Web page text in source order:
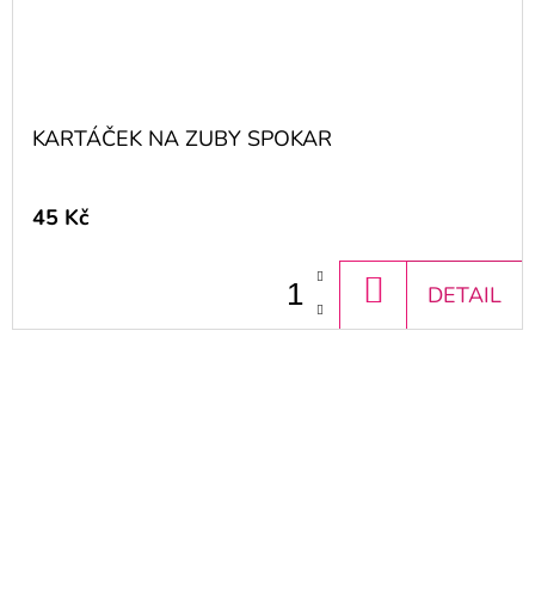
KARTÁČEK NA ZUBY SPOKAR
45 Kč
KOŠÍKU
DETAIL